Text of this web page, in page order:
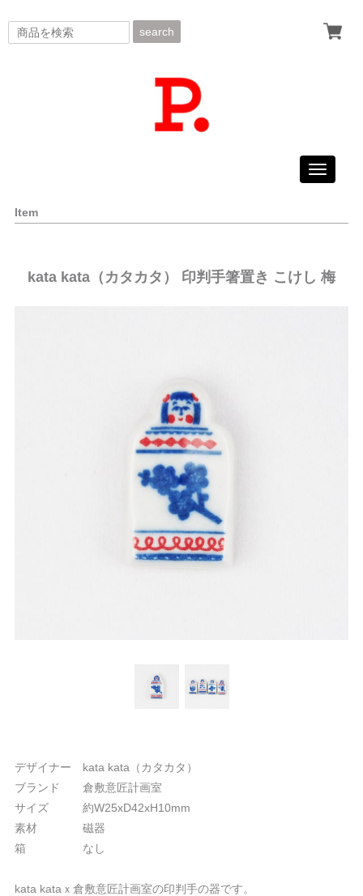
search
Toggle
Item
kata kata（カタカタ） 印判手箸置き こけし 梅
デザイナー kata kata（カタカタ）
ブランド 倉敷意匠計画室
サイズ 約W25xD42xH10mm
素材 磁器
箱 なし
kata kataｘ倉敷意匠計画室の印判手の器です。